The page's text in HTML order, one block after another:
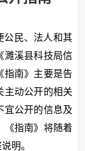
公民、法人和其
濉溪县科技局信
指南》主要是告
主动公开的相关
宜公开的信息及
《指南》将随着
明。